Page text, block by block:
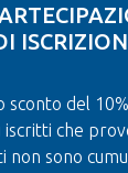
sconto del
iscritti che
non sono